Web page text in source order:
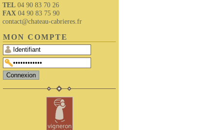
TEL 04 90 83 70 26
FAX 04 90 83 75 90
contact@chateau-cabrieres.fr
MON COMPTE